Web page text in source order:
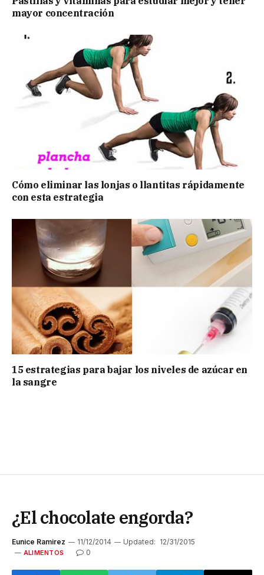
mayor concentración
Cómo eliminar las lonjas o llantitas rápidamente
con esta estrategia
15 estrategias para bajar los niveles de azúcar en
la sangre
¿El chocolate engorda?
Eunice Ramirez 11/12/2014 Updated: 12/31/2015
ALIMENTOS 0